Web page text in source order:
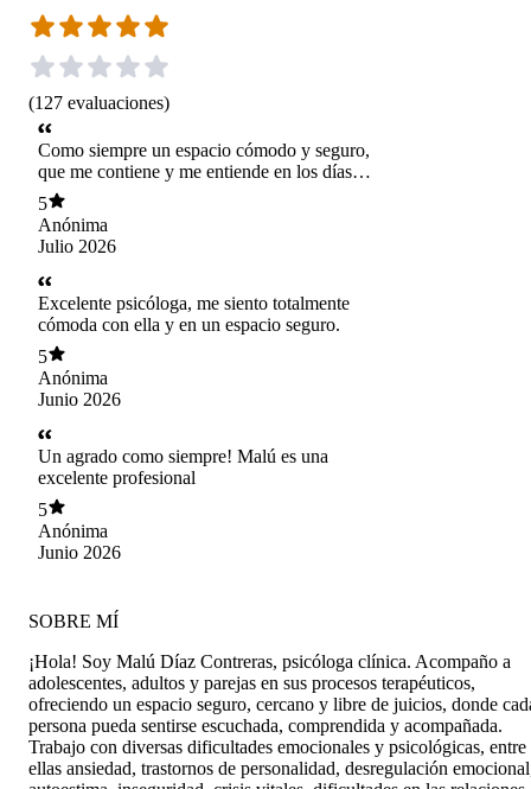
(127 evaluaciones)
Como siempre un espacio cómodo y seguro,
que me contiene y me entiende en los días
complejos y me motiva y apoya en los días
buenos.
5
Anónima
Julio 2026
Excelente psicóloga, me siento totalmente
cómoda con ella y en un espacio seguro.
5
Anónima
Junio 2026
Un agrado como siempre! Malú es una
excelente profesional
5
Anónima
Junio 2026
SOBRE MÍ
¡Hola! Soy Malú Díaz Contreras, psicóloga clínica. Acompaño a
adolescentes, adultos y parejas en sus procesos terapéuticos,
ofreciendo un espacio seguro, cercano y libre de juicios, donde
persona pueda sentirse escuchada, comprendida y acompañada.
Trabajo con diversas dificultades emocionales y psicológicas, entre
ellas ansiedad, trastornos de personalidad, desregulación